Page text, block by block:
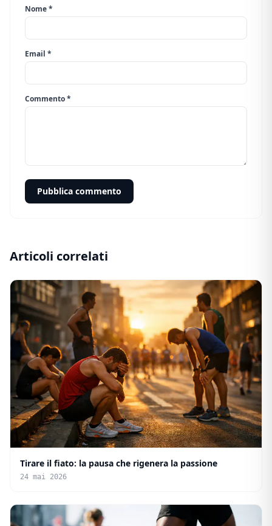
Nome *
Email *
Commento *
Pubblica commento
Articoli correlati
Tirare il fiato: la pausa che rigenera la passione
24 mai 2026